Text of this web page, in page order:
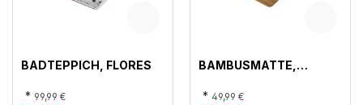
BADTEPPICH, FLORES
* 99,99 €
BAMBUSMATTE,
* 49,99 €